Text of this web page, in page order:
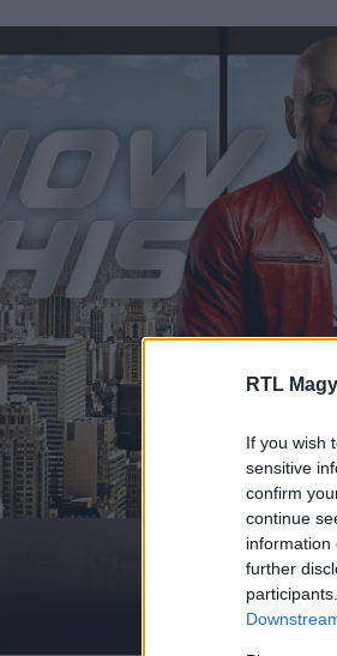
RTL
If you wish
sensitive
confirm
continue
information
further